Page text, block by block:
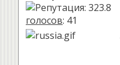
голосов: 41